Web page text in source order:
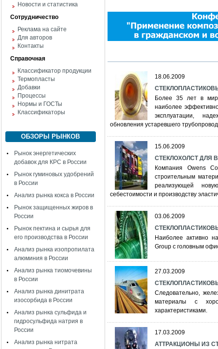
Новости и статистика
Сотрудничество
Реклама на сайте
Для авторов
Контакты
Справочная
Классификатор продукции
Термопласты
Добавки
Процессы
Нормы и ГОСТы
Классификаторы
ОБЗОРЫ РЫНКОВ
Рынок энергетических
добавок для КРС в России
Рынок гуминовых удобрений
в России
Анализ рынка кокса в России
Рынок защищенных жиров в
России
Рынок пектина и сырья для
его производства в России
Анализ рынка изопропилата
алюминия в России
Анализ рынка тиомочевины
в России
Анализ рынка динитрата
изосорбида в России
Анализ рынка сульфида и
гидросульфида натрия в
России
Анализ рынка нитрата
18.06.2009
Более 35 лет в
наиболее
эксплуатации,
обновления устаревшего
15.06.2009
СТЕКЛОХОЛСТ ДЛЯ
Компания Owens
строительным
реализующей
себестоимости и производству
03.06.2009
Наиболее активно
Group с головным
27.03.2009
Следовательно,
материалы с
характеристиками.
17.03.2009
АТТРАКЦИОНЫ ИЗ